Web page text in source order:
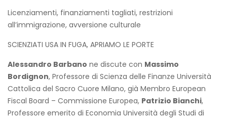
Licenziamenti, finanziamenti tagliati, restrizioni
all’immigrazione, avversione culturale
SCIENZIATI USA IN FUGA, APRIAMO LE PORTE
Alessandro Barbano ne discute con Massimo
Bordignon, Professore di Scienza delle Finanze Università
Cattolica del Sacro Cuore Milano, già Membro European
Fiscal Board – Commissione Europea, Patrizio Bianchi,
Professore emerito di Economia Università degli Studi di